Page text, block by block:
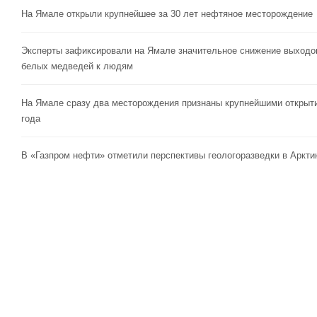
На Ямале открыли крупнейшее за 30 лет нефтяное месторождение
Эксперты зафиксировали на Ямале значительное снижение
белых медведей к людям
На Ямале сразу два месторождения признаны крупнейшими
года
В «Газпром нефти» отметили перспективы геологоразведки в